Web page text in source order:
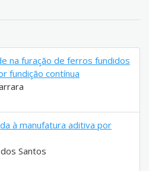
na furação de ferros fundidos
fundição contínua
à manufatura aditiva por
Santos